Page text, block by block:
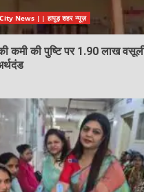
News || हापुड़ शहर न्यूज़
कमी की पुष्टि पर 1.90 लाख